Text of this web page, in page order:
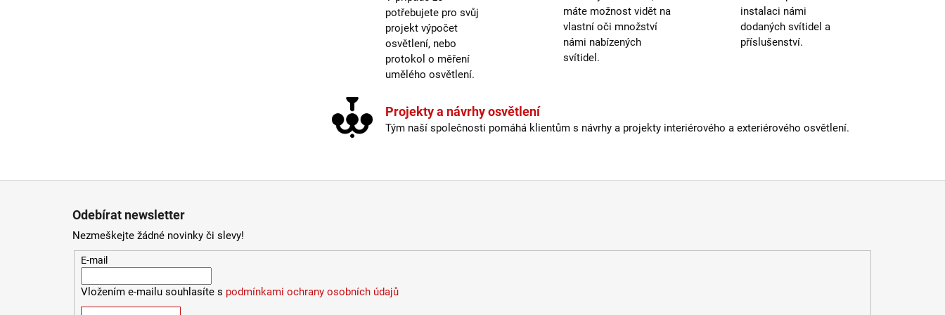
Délka kabelu
< 180cm
IP43 a
méně
Závit:
E14
Provedení: růžová
potřebujete pro svůj
projekt výpočet
osvětlení, nebo
protokol o měření
umělého osvětlení.
máte možnost vidět na
vlastní oči množství
námi nabízených
svítidel.
instalaci námi
dodaných svítidel a
příslušenství.
Projekty a návrhy osvětlení
Tým naší společnosti pomáhá klientům s návrhy a projekty interiérového a exteriérového osvětlení.
Odebírat newsletter
Nezmeškejte žádné novinky či slevy!
E-mail
Vložením e-mailu souhlasíte s podmínkami ochrany osobních údajů